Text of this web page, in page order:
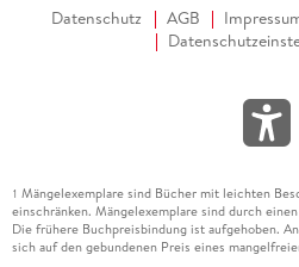
Datenschutz AGB
1 Mängelexemplare sind Bücher mit leichten
einschränken. Mängelexemplare sind durch
Die frühere Buchpreisbindung ist aufgehoben.
sich auf den gebundenen Preis eines